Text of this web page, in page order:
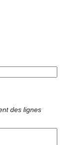
des lignes